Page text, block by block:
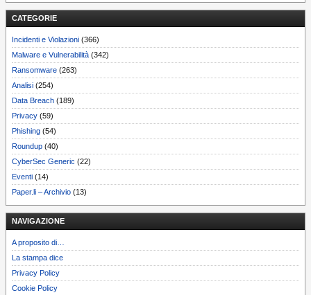
CATEGORIE
Incidenti e Violazioni (366)
Malware e Vulnerabilità (342)
Ransomware (263)
Analisi (254)
Data Breach (189)
Privacy (59)
Phishing (54)
Roundup (40)
CyberSec Generic (22)
Eventi (14)
Paper.li – Archivio (13)
NAVIGAZIONE
A proposito di…
La stampa dice
Privacy Policy
Cookie Policy